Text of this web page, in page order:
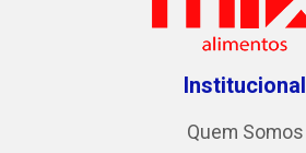
Institucional
Quem Somos